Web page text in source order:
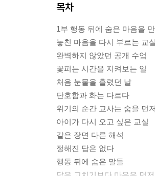
목차
1부 행동 뒤에 숨은 마음을
놓친 마음을 다시 부르는 교실
완벽하지 않았던 공개 수업
꽃피는 시간을 지켜보는 일
처음 눈물을 흘렸던 날
단호함과 화는 다르다
위기의 순간 교사는 숨을 먼
아이가 다시 오고 싶은 교실
같은 장면 다른 해석
정해진 답은 없다
행동 뒤에 숨은 말들